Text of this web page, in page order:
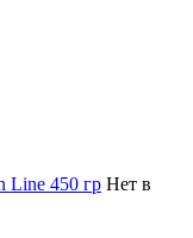
Line 450 гр Нет в